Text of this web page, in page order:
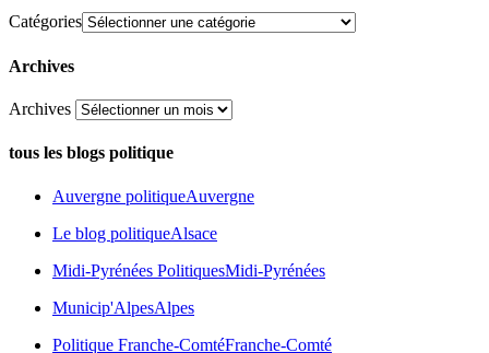
Catégories
Archives
Archives
tous les blogs politique
Auvergne politiqueAuvergne
Le blog politiqueAlsace
Midi-Pyrénées PolitiquesMidi-Pyrénées
Municip'AlpesAlpes
Politique Franche-ComtéFranche-Comté